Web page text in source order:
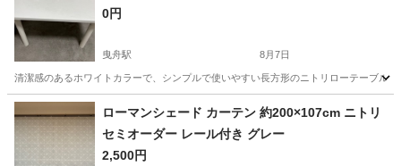
0円
曳舟駅 8月7日
清潔感のあるホワイトカラーで、シンプルで使いやすい長方形のニトリローテーブル
東京 台東区 テーブル
ローマンシェード カーテン 約200×107cm ニトリ
セミオーダー レール付き グレー
2,500円